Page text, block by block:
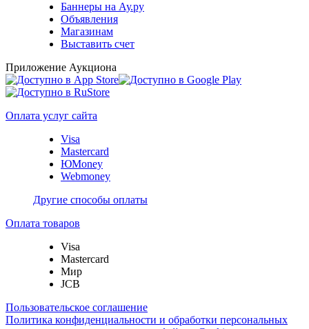
Баннеры на Ау.ру
Объявления
Магазинам
Выставить счет
Приложение Аукциона
Оплата услуг сайта
Visa
Mastercard
ЮMoney
Webmoney
Другие способы оплаты
Оплата товаров
Visa
Mastercard
Мир
JCB
Пользовательское соглашение
Политика конфиденциальности и обработки персональных